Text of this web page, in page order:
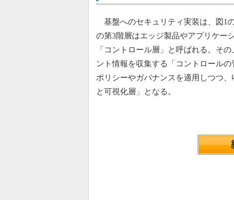
基盤へのセキュリティ実装は、図1
の第3階層はエッジ製品やアプリケーシ
「コントロール層」と呼ばれる。そ
ント情報を収集する「コントロール
ポリシーやガバナンスを適用しつつ
と可視化層」となる。